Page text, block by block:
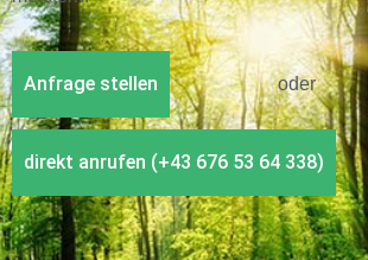
Anfrage stellen oder
direkt anrufen (+43 676 53 64 338)